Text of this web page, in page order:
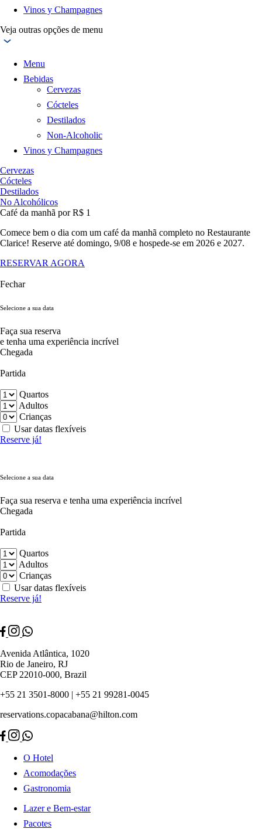
Vinos y Champagnes
Veja outras opções de menu
Menu
Bebidas
Cervezas
Cócteles
Destilados
Non-Alcoholic
Vinos y Champagnes
Cervezas
Cócteles
Destilados
No Alcohólicos
Café da manhã por R$ 1
Comece bem o dia com um café da manhã completo no Restaurante
Clarice! Reserve até domingo, 9/08 e hospede-se em 2026 e 2027.
RESERVAR AGORA
Fechar
Selecione a sua data
Faça sua reserva
e tenha uma experiência incrível
Chegada
Partida
Quartos
Adultos
Crianças
Usar datas flexíveis
Reserve já!
Selecione a sua data
Faça sua reserva e tenha uma experiência incrível
Chegada
Partida
Quartos
Adultos
Crianças
Usar datas flexíveis
Reserve já!
Avenida Atlântica, 1020
Rio de Janeiro, RJ
CEP 22010-000, Brazil
+55 21 3501-8000 | +55 21 99281-0045
reservations.copacabana@hilton.com
O Hotel
Acomodações
Gastronomia
Lazer e Bem-estar
Pacotes